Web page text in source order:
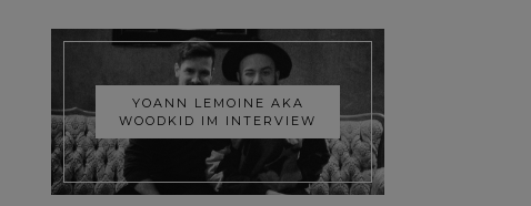
YOANN LEMOINE AKA
WOODKID IM INTERVIEW